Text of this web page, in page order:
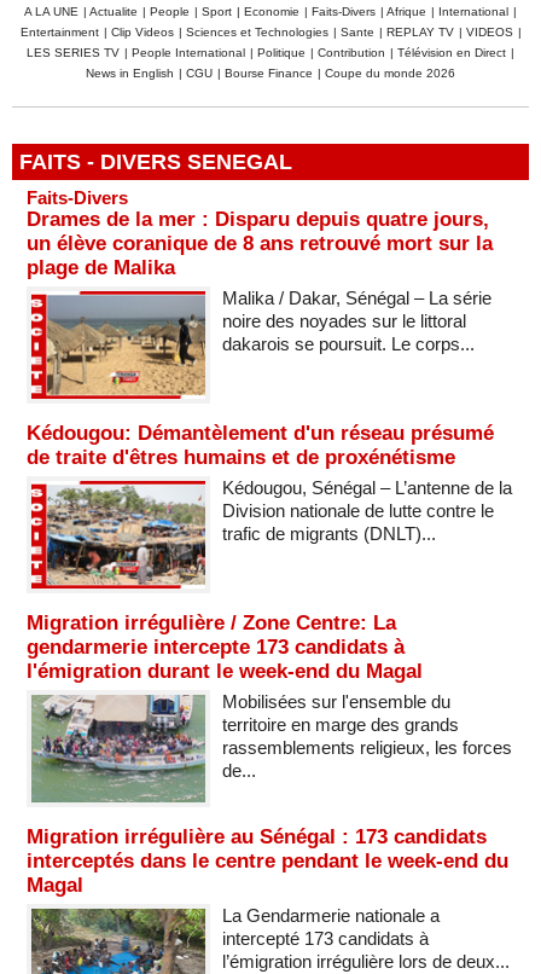
A LA UNE | Actualite | People | Sport | Economie | Faits-Divers | Afrique | International |
Entertainment | Clip Videos | Sciences et Technologies | Sante | REPLAY TV | VIDEOS |
LES SERIES TV | People International | Politique | Contribution | Télévision en Direct |
News in English | CGU | Bourse Finance | Coupe du monde 2026
FAITS - DIVERS SENEGAL
Faits-Divers
Drames de la mer : Disparu depuis quatre jours,
un élève coranique de 8 ans retrouvé mort sur la
plage de Malika
Malika / Dakar, Sénégal – La série
noire des noyades sur le littoral
dakarois se poursuit. Le corps...
Kédougou: Démantèlement d'un réseau présumé
de traite d'êtres humains et de proxénétisme
Kédougou, Sénégal – L’antenne de la
Division nationale de lutte contre le
trafic de migrants (DNLT)...
Migration irrégulière / Zone Centre: La
gendarmerie intercepte 173 candidats à
l'émigration durant le week-end du Magal
Mobilisées sur l'ensemble du
territoire en marge des grands
rassemblements religieux, les forces
de...
Migration irrégulière au Sénégal : 173 candidats
interceptés dans le centre pendant le week-end du
Magal
La Gendarmerie nationale a
intercepté 173 candidats à
l’émigration irrégulière lors de deux...